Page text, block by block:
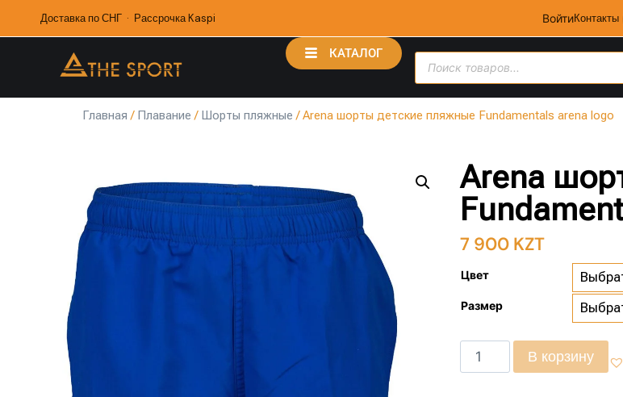
Доставка по СНГ · Рассрочка Kaspi ВойтиКонтакты
КАТАЛОГ
Главная / Плавание / Шорты пляжные / Arena шорты детские пляжные Fundamentals arena logo
Arena
7 900 KZT
Цвет
Размер
В корзину